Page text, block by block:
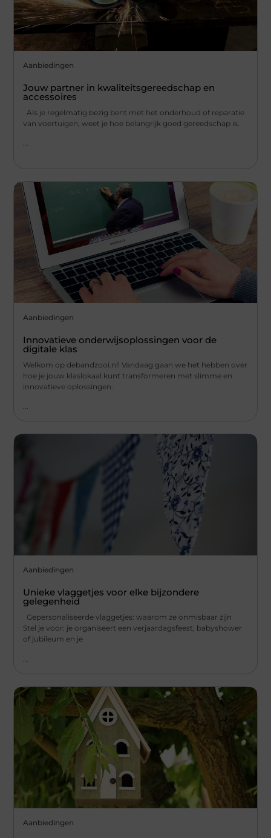
Aanbiedingen
Jouw partner in kwaliteitsgereedschap en
accessoires
Als je regelmatig bezig bent met het onderhoud of reparatie
van voertuigen, weet je hoe belangrijk goed gereedschap is.
...
Aanbiedingen
Innovatieve onderwijsoplossingen voor de
digitale klas
Welkom op debandzooi.nl! Vandaag gaan we het hebben over
hoe je jouw klaslokaal kunt transformeren met slimme en
innovatieve oplossingen.
...
Aanbiedingen
Unieke vlaggetjes voor elke bijzondere
gelegenheid
Gepersonaliseerde vlaggetjes: waarom ze onmisbaar zijn
Stel je voor: je organiseert een verjaardagsfeest, babyshower
of jubileum en je
Aanbiedingen